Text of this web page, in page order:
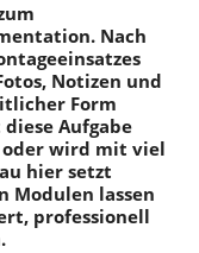
Nach
Notizen und
Form
Aufgabe
oder wird mit viel
hier setzt
Modulen lassen
professionell